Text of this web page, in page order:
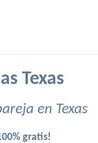
Texas
en Texas
gratis!